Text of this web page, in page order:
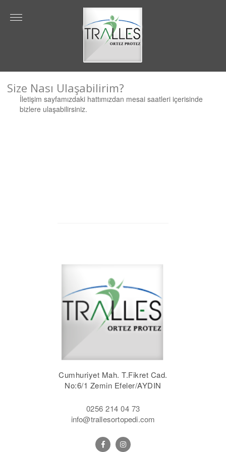
Size Nası Ulaşabilirim?
İletişim sayfamızdaki hattımızdan mesai saatleri içerisinde
bizlere ulaşabilirsiniz.
Cumhuriyet Mah. T.Fikret Cad.
No:6/1 Zemin Efeler/AYDIN
0256 214 04 73
info@trallesortopedi.com